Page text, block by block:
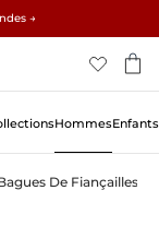
→ gratuit
HommesEnfants
De Fiançailles